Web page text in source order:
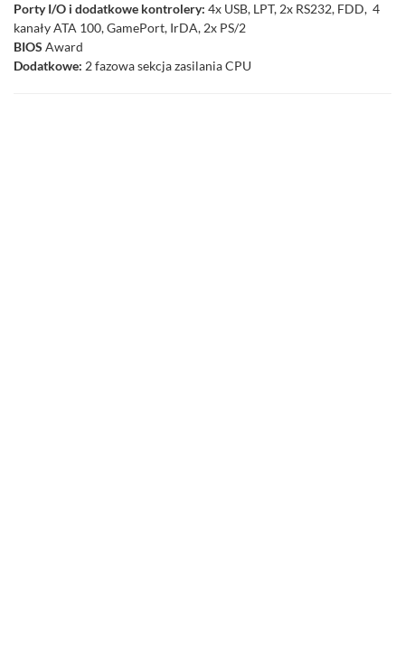
Porty I/O i dodatkowe kontrolery: 4x USB, LPT, 2x RS232, FDD, 4
kanały ATA 100, GamePort, IrDA, 2x PS/2
BIOS Award
Dodatkowe: 2 fazowa sekcja zasilania CPU